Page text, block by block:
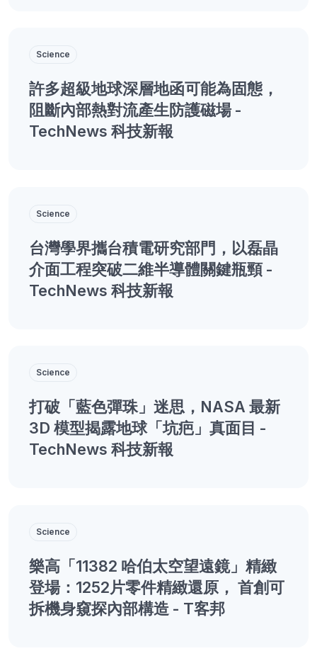
Science
許多超級地球深層地函可能為固態，
阻斷內部熱對流產生防護磁場 -
TechNews 科技新報
Science
台灣學界攜台積電研究部門，以磊晶
介面工程突破二維半導體關鍵瓶頸 -
TechNews 科技新報
Science
打破「藍色彈珠」迷思，NASA 最新
3D 模型揭露地球「坑疤」真面目 -
TechNews 科技新報
Science
樂高「11382 哈伯太空望遠鏡」精緻
登場：1252片零件精緻還原， 首創可
拆機身窺探內部構造 - T客邦